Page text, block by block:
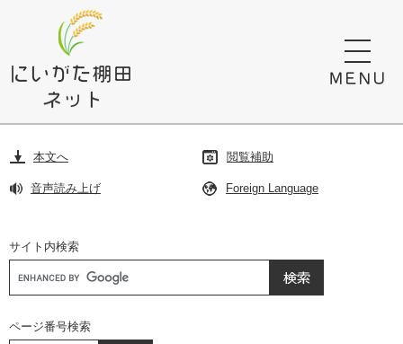
の
先
で
ー
を
ば
て
本文へ 閲覧補助
音声読み上げ Foreign Language
サイト内検索
カ
タ
ム
ページ番号検索